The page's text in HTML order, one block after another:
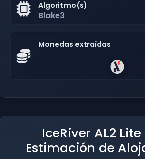
Algoritmo(s)
Blake3
Monedas extraídas
IceRiver AL2
Estimación de